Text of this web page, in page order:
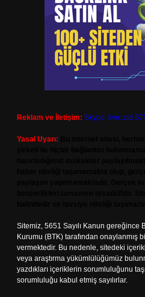
Reklam ve İletişim: Skype:
Yasal Uyarı:
Sitemiz, 5651 Sayılı Kanun gereğince
Kurumu (BTK) tarafından onaylanmış
vermektedir. Bu nedenle, sitedeki
veya araştırma yükümlülüğümüz
yazdıkları içeriklerin sorumluluğunu
sorumluluğu kabul etmiş sayılırlar.